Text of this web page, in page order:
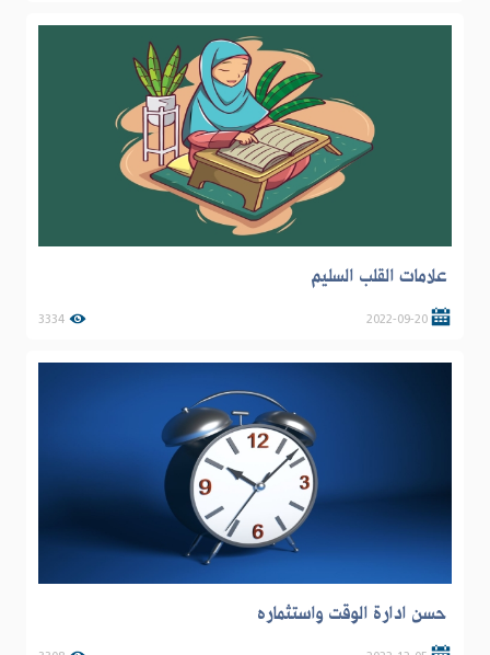
علامات القلب السليم
2022-09-20
3334
حسن ادارة الوقت واستثماره